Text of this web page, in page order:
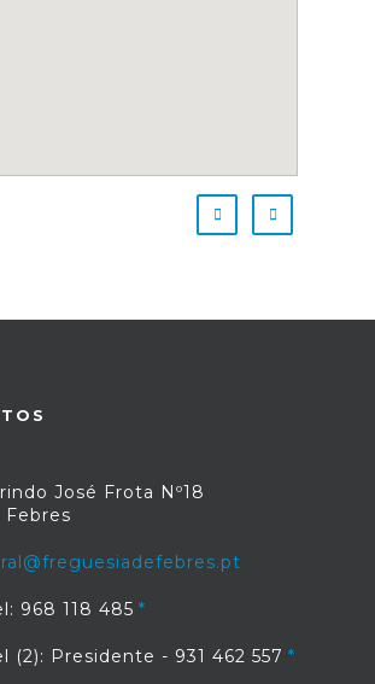
José Frota Nº18
Febres
968 118 485
(2): Presidente - 931 462 557